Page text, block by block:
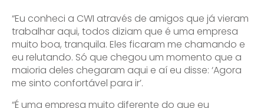
“Eu conheci a CWI através de amigos que já vieram
trabalhar aqui, todos diziam que é uma empresa
muito boa, tranquila. Eles ficaram me chamando e
eu relutando. Só que chegou um momento que a
maioria deles chegaram aqui e aí eu disse: ‘Agora
me sinto confortável para ir’.
“É uma empresa muito diferente do que eu